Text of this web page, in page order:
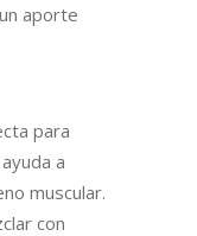
aporte
para
a
muscular.
con